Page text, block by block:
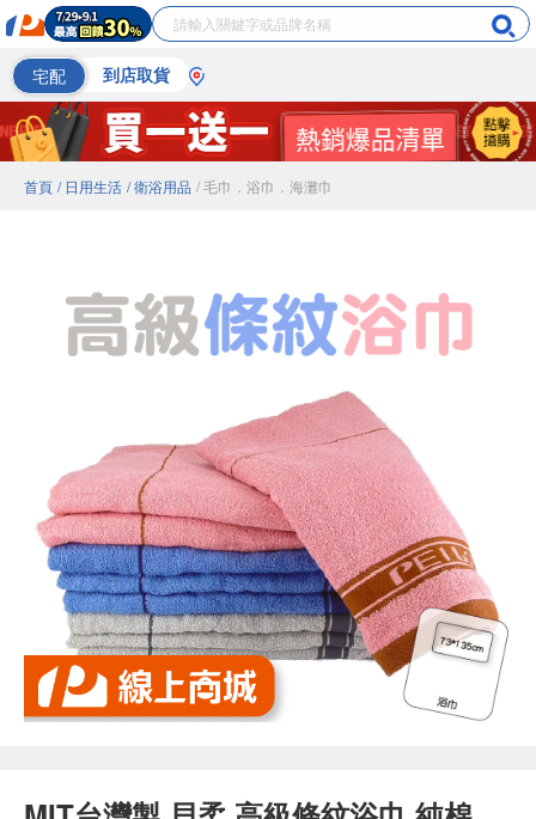
宅配 到店取貨
首頁 / 日用生活 / 衛浴用品 / 毛巾．浴巾．海灘巾